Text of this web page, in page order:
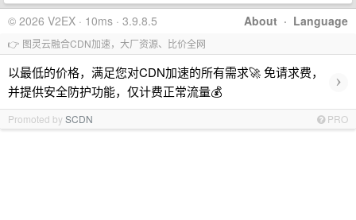
About · Language
© 2026 V2EX · 10ms · 3.9.8.5
👉 图灵云融合CDN加速，大厂资源、比价全网
以最低的价格，满足您对CDN加速的所有需求🚀 免请求费，
并提供安全防护功能，仅计费正常流量💰
›
Promoted bySCDN PRO